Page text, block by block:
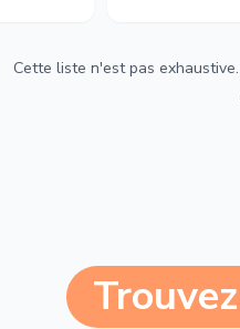
Cette liste n'est pas